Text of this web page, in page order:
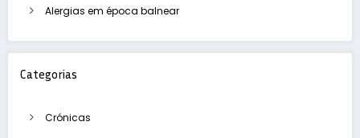
Alergias em época balnear
Categorias
Crónicas